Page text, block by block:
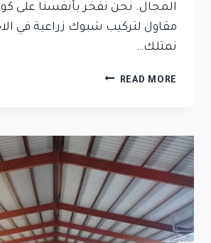
المجال. نحن نفخر بأنفسنا على
مقاول لتركيب شبوك زراعية في
نمتلك…
READ MORE